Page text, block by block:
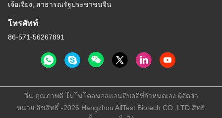
เจ้อเจียง, สาธารณรัฐประชาชนจีน
โทรศัพท์
86-571-56267891
จีน คุณภาพดี โมโนโคลนอลแอนติบอดีที่กำหนดเอง ผู้จัดจํา
หน่าย.ลิขสิทธิ์ -2026 Hangzhou AllTest Biotech CO.,LTD สิทธิ